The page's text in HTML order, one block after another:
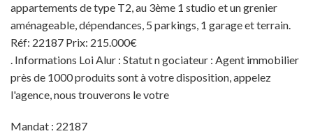
appartements de type T2, au 3ème 1 studio et un grenier
aménageable, dépendances, 5 parkings, 1 garage et terrain.
Réf: 22187 Prix: 215.000€
. Informations Loi Alur : Statut n gociateur : Agent immobilier
près de 1000 produits sont à votre disposition, appelez
l'agence, nous trouverons le votre
Mandat : 22187